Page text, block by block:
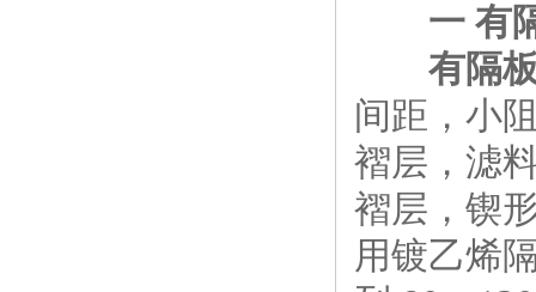
一 有
有隔
间距，小
褶层，滤
褶层，锲
用镀乙烯